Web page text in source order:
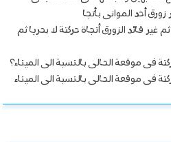
زورق أحد الموانى بأتجا
قائد الزورق أتجاة حركتة لا بحريا ثم
فى موقعة الحالى بالنسبة الى الميناء؟
فى موقعة الحالى بالنسبة الى الميناء